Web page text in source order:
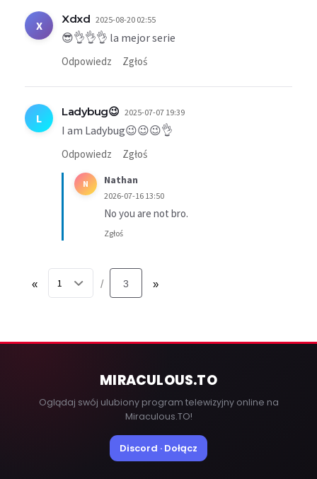
X Xdxd 2025-08-20 02:55
😎👌👌👌 la mejor serie
Odpowiedz Zgłoś
L Ladybug😉 2025-07-07 19:39
I am Ladybug😉😉😉👌
Odpowiedz Zgłoś
N Nathan
2026-07-16 13:50
No you are not bro.
Zgłoś
« / 3 »
MIRACULOUS.TO
Oglądaj swój ulubiony program telewizyjny online na
Miraculous.TO!
Discord · Dołącz